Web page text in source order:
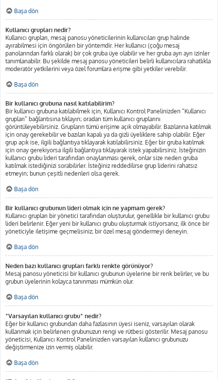
Başa dön
Kullanıcı grupları nedir?
Kullanıcı grupları, mesaj panosu yöneticilerinin kullanıcıları grup halinde
ayırabilmesi için öngörülen bir yöntemdir. Her kullanıcı (çoğu mesaj
panolarından farklı olarak) bir çok gruba üye olabilir ve her gruba ayrı ayrı izinler
tanımlanabilir. Bu şekilde mesaj panosu yöneticileri belirli kullanıcılara rahatlıkla
moderatör yetkilerini veya özel forumlara erişme gibi yetkiler verebilir.
Başa dön
Bir kullanıcı grubuna nasıl katılabilirim?
Bir kullanıcı grubuna katılabilmek için, Kullanıcı Kontrol Panelinizden “Kullanıcı
grupları” bağlantısına tıklayın; oradan tüm kullanıcı gruplarını
görüntüleyebilirsiniz. Grupların tümü erişime açık olmayabilir. Bazılarına katılmak
için onay gerekebilir ve bazıları kapalı ya da gizli üyeliklere sahip olabilir. Eğer
grup açık ise, ilgili bağlantıya tıklayarak katılabilirsiniz. Eğer bir gruba katılmak
için onay gerekiyorsa ilgili bağlantıya tıklayarak istek yapabilirsiniz. İsteğinizin
kullanıcı grubu lideri tarafından onaylanması gerek, onlar size neden gruba
katılmak istediğinizi sorabilirler. İsteğiniz reddedilirse grup liderini rahatsız
etmeyin; bunun çeşitli nedenleri olsa gerek.
Başa dön
Bir kullanıcı grubunun lideri olmak için ne yapmam gerek?
Kullanıcı grupları bir yönetici tarafından oluşturulur, genellikle bir kullanıcı grubu
lideri belirlenir. Eğer yeni bir kullanıcı grubu oluşturmak istiyorsanız, ilk önce bir
yöneticiyle iletişime geçmelisiniz; bir özel mesaj göndermeyi deneyin.
Başa dön
Neden bazı kullanıcı grupları farklı renkte görünüyor?
Mesaj panosu yöneticisi bir kullanıcı grubunun üyelerine bir renk belirler, ve bu
grubun üyelerinin kolayca tanınması mümkün olur.
Başa dön
“Varsayılan kullanıcı grubu” nedir?
Eğer bir kullanıcı grubundan daha fazlasının üyesi iseniz, varsayılan olarak
kullanmak için belirlenen grubunuzun rengi ve rütbesi gösterilir. Mesaj panosu
yöneticisi, Kullanıcı Kontrol Panelinizden varsayılan kullanıcı grubunuzu
değiştirmenize izin vermiş olabilir.
Başa dön